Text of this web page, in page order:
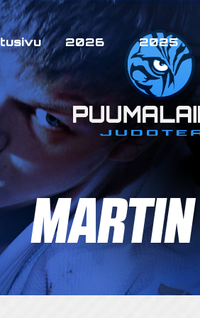
2026 2025